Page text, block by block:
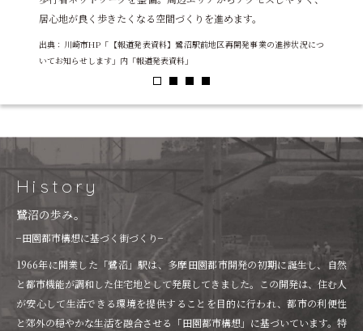
居心地が良く歩きたくなる空間づくりを進めます。
出典：川崎市HP「【報道発表資料】鷺沼駅前地区再開発事業の進捗状況につ
いてお知らせします」内「報道発表資料」
History
鷺沼の歩み。
−田園都市構想に基づく街づくり−
1966年に開業した「鷺沼」駅は、多摩田園都市開発の初期に誕生し、自然
と都市機能が調和した住宅地として発展してきました。この開発は、住む人
が安心して生活できる環境を提供することを目的に行われ、都市の利便性
と郊外の穏やかな生活を融合させる「田園都市構想」に基づいています。特